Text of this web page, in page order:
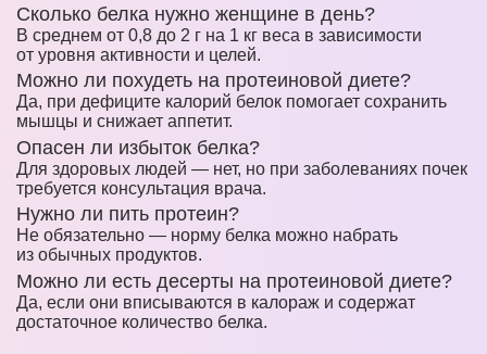
Сколько белка нужно женщине в день?
В среднем от 0,8 до 2 г на 1 кг веса в зависимости
от уровня активности и целей.
Можно ли похудеть на протеиновой диете?
Да, при дефиците калорий белок помогает сохранить
мышцы и снижает аппетит.
Опасен ли избыток белка?
Для здоровых людей — нет, но при заболеваниях почек
требуется консультация врача.
Нужно ли пить протеин?
Не обязательно — норму белка можно набрать
из обычных продуктов.
Можно ли есть десерты на протеиновой диете?
Да, если они вписываются в калораж и содержат
достаточное количество белка.